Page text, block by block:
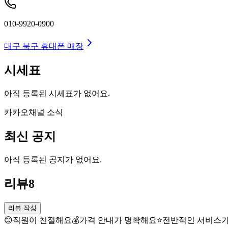
010-9920-0900
대구 북구 휴대폰 매장
시세표
아직 등록된 시세표가 없어요.
카카오채널 소식
최신 공지
아직 등록된 공지가 없어요.
리뷰8
리뷰 작성
😊직원이 친절해요💰가격 안내가 명확해요⭐전반적인 서비스